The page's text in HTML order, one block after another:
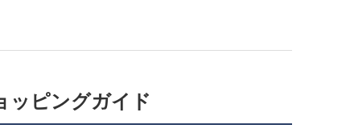
ッピングガイド